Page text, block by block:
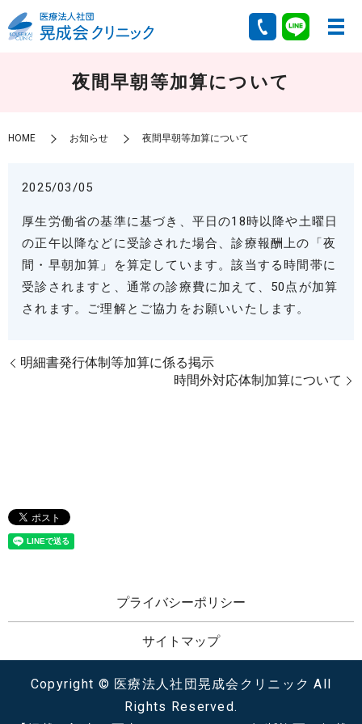
夜間早朝等加算について
HOME お知らせ 夜間早朝等加算について
2025/03/05
厚生労働省の基準に基づき、平日の18時以降や土曜日
の正午以降などに受診された場合、診療報酬上の「夜
間・早朝加算」を算定しています。該当する時間帯に
受診されますと、通常の診療費に加えて、 50 点が加算
されます。ご理解とご協力をお願いいたします。
明細書発行体制等加算に係る掲示
時間外対応体制加算について
プライバシーポリシー
サイトマップ
Copyright © 医療法人社団晃成会クリニック All
Rights Reserved.